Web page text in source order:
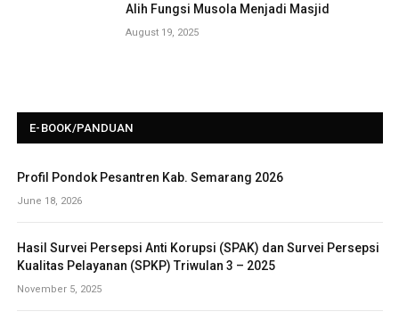
Alih Fungsi Musola Menjadi Masjid
August 19, 2025
E-BOOK/PANDUAN
Profil Pondok Pesantren Kab. Semarang 2026
June 18, 2026
Hasil Survei Persepsi Anti Korupsi (SPAK) dan Survei Persepsi
Kualitas Pelayanan (SPKP) Triwulan 3 – 2025
November 5, 2025